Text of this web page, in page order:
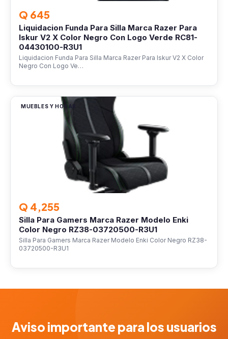
Q 645
Liquidacion Funda Para Silla Marca Razer Para
Iskur V2 X Color Negro Con Logo Verde RC81-
04430100-R3U1
Liquidacion Funda Para Silla Marca Razer Para Iskur V2 X Color
Negro Con Logo Ve…
MUEBLES Y HOGAR
Q 4,255
Silla Para Gamers Marca Razer Modelo Enki
Color Negro RZ38-03720500-R3U1
Silla Para Gamers Marca Razer Modelo Enki Color Negro RZ38-
03720500-R3U1
Aviso importante para los usuarios